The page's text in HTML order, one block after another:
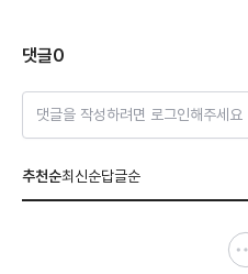
댓글0
댓글을 작성하려면 로그인해주세요
추천순최신순답글순